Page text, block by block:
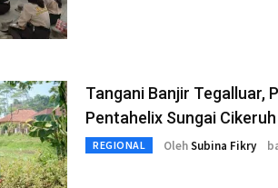
Tangani Banjir Tegalluar,
Pentahelix Sungai Cikeruh
REGIONAL OlehSubina Fikry